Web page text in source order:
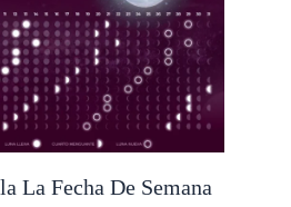
La Fecha De Semana